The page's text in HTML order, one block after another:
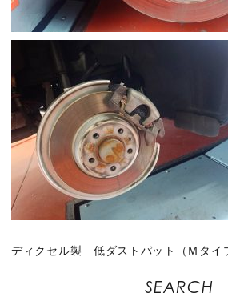
ディクセル製 低ダストパット（Ｍタイ
SEARCH